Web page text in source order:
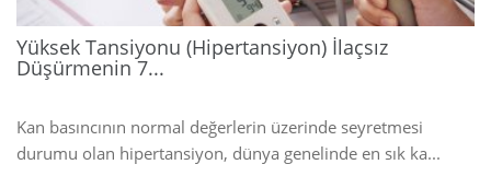
Yüksek Tansiyonu (Hipertansiyon) İlaçsız
Düşürmenin 7...
Kan basıncının normal değerlerin üzerinde seyretmesi
durumu olan hipertansiyon, dünya genelinde en sık ka...